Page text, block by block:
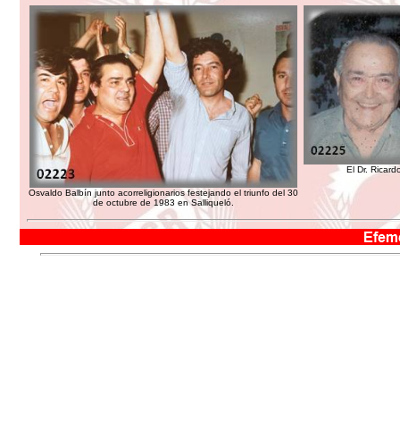
Osvaldo Balbín junto acorreligionarios festejando el triunfo del 30
de octubre de 1983 en Salliqueló.
El Dr.